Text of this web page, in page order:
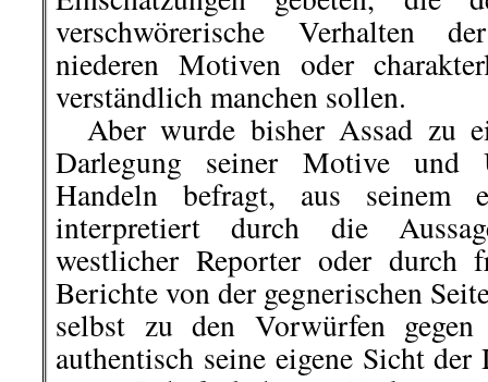
verschwörerische Verhalten
niederen Motiven oder
verständlich manchen sollen.
Aber wurde bisher Assad zu
Darlegung seiner Motive und
Handeln befragt, aus seinem
interpretiert durch die
westlicher Reporter oder durch
Berichte von der gegnerischen
selbst zu den Vorwürfen
authentisch seine eigene Sicht